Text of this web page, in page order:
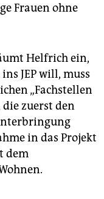
Frauen ohne
Helf­rich ein,
JEP will, muss
„Fachstellen
zuerst den
in das Projekt
dem